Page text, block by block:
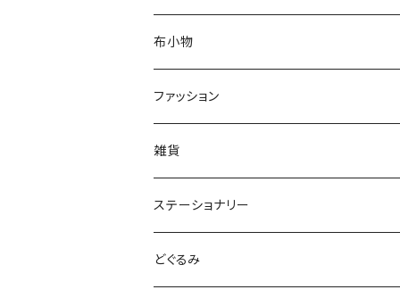
布小物
マスク
ティッシュケース
トートバッグ
ハンカチ
ファッション
Tシャツ
雑貨
缶バッジ
25mm
マグネット
ステーショナリー
はんこ
どぐるみ